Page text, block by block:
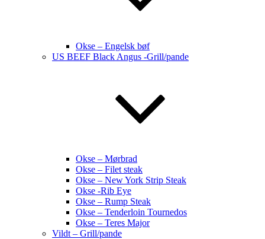
Okse – Engelsk bøf
US BEEF Black Angus -Grill/pande
Okse – Mørbrad
Okse – Filet steak
Okse – New York Strip Steak
Okse -Rib Eye
Okse – Rump Steak
Okse – Tenderloin Tournedos
Okse – Teres Major
Vildt – Grill/pande